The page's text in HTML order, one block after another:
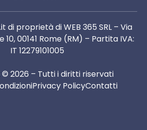
di proprietà di WEB 365 SRL – Via
10, 00141 Rome (RM) – Partita IVA:
IT 12279101005
2026 – Tutti i diritti riservati
Privacy PolicyContatti